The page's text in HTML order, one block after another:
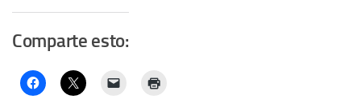
Comparte esto: